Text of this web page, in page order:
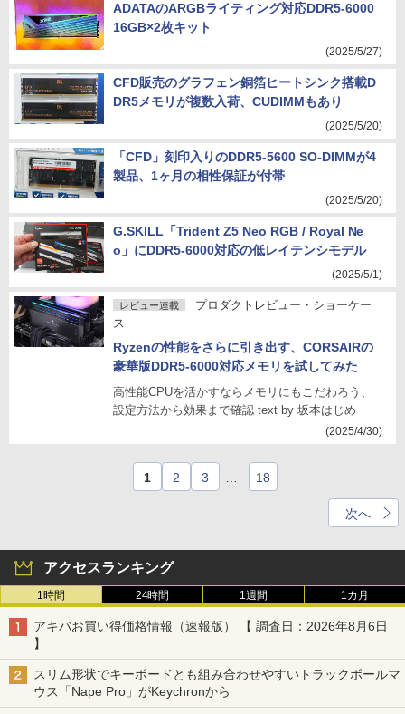
ADATAのARGBライティング対応DDR5-6000
16GB×2枚キット
(2025/5/27)
CFD販売のグラフェン銅箔ヒートシンク搭載D
DR5メモリが複数入荷、CUDIMMもあり
(2025/5/20)
「CFD」刻印入りのDDR5-5600 SO-DIMMが4
製品、1ヶ月の相性保証が付帯
(2025/5/20)
G.SKILL「Trident Z5 Neo RGB / Royal Ne
o」にDDR5-6000対応の低レイテンシモデル
(2025/5/1)
レビュー連載
プロダクトレビュー・ショーケー
ス
Ryzenの性能をさらに引き出す、CORSAIRの
豪華版DDR5-6000対応メモリを試してみた
高性能CPUを活かすならメモリにもこだわろう、
設定方法から効果まで確認 text by 坂本はじめ
(2025/4/30)
1 2 3 18
次へ
アクセスランキング
1時間 24時間 1週間 1カ月
アキバお買い得価格情報（速報版） 【 調査日：2026年8月6日
】
スリム形状でキーボードとも組み合わせやすいトラックボールマ
ウス「Nape Pro」がKeychronから